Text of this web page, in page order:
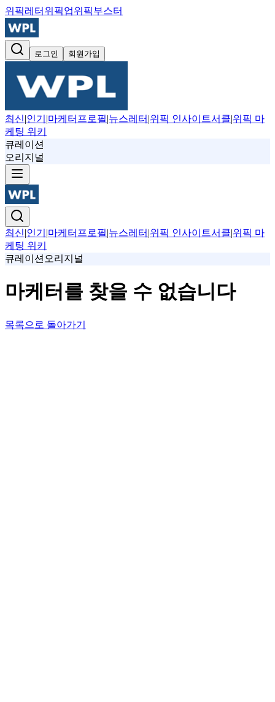
위픽레터 위픽업위픽부스터
로그인 회원가입
최신|인기 |마케터프로필|뉴스레터 |위픽 인사이트서클|위픽 마
케팅 위키
큐레이션
오리지널
최신|인기 |마케터프로필|뉴스레터 |위픽 인사이트서클|위픽 마
케팅 위키
큐레이션 오리지널
마케터를 찾을 수 없습니다
목록으로 돌아가기